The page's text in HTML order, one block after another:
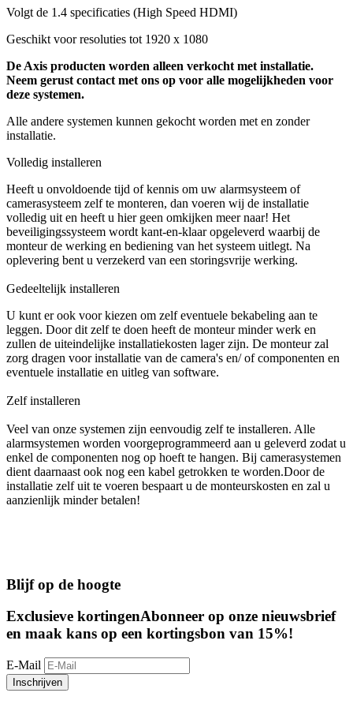
Volgt de 1.4 specificaties (High Speed HDMI)
Geschikt voor resoluties tot 1920 x 1080
De Axis producten worden alleen verkocht met installatie.
Neem gerust contact met ons op voor alle mogelijkheden voor
deze systemen.
Alle andere systemen kunnen gekocht worden met en zonder
installatie.
Volledig installeren
Heeft u onvoldoende tijd of kennis om uw alarmsysteem of
camerasysteem zelf te monteren, dan voeren wij de installatie
volledig uit en heeft u hier geen omkijken meer naar! Het
beveiligingssysteem wordt kant-en-klaar opgeleverd waarbij de
monteur de werking en bediening van het systeem uitlegt. Na
oplevering bent u verzekerd van een storingsvrije werking.
Gedeeltelijk installeren
U kunt er ook voor kiezen om zelf eventuele bekabeling aan te
leggen. Door dit zelf te doen heeft de monteur minder werk en
zullen de uiteindelijke installatiekosten lager zijn. De monteur zal
zorg dragen voor installatie van de camera's en/ of componenten en
eventuele installatie en uitleg van software.
Zelf installeren
Veel van onze systemen zijn eenvoudig zelf te installeren. Alle
alarmsystemen worden voorgeprogrammeerd aan u geleverd zodat u
enkel de componenten nog op hoeft te hangen. Bij camerasystemen
dient daarnaast ook nog een kabel getrokken te worden.Door de
installatie zelf uit te voeren bespaart u de monteurskosten en zal u
aanzienlijk minder betalen!
Blijf op de hoogte
Exclusieve kortingenAbonneer op onze nieuwsbrief
en maak kans op een kortingsbon van 15%!
E-Mail
Inschrijven